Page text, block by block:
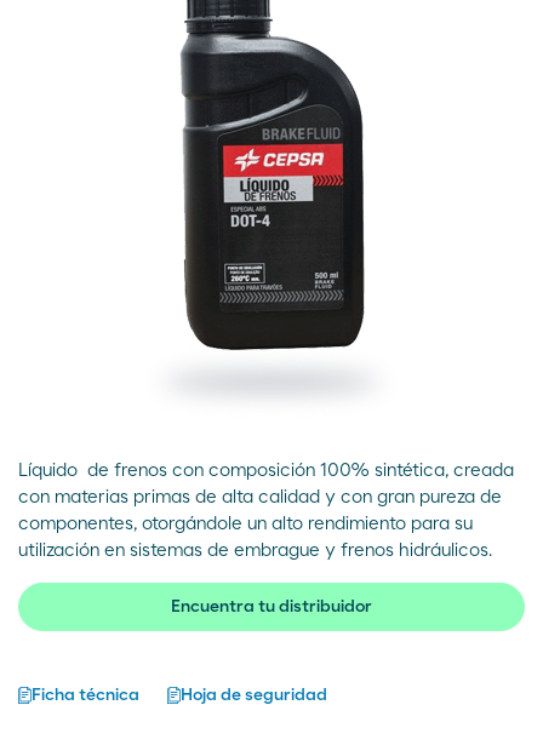
Líquido de frenos con composición 100% sintética, creada
con materias primas de alta calidad y con gran pureza de
componentes, otorgándole un alto rendimiento para su
utilización en sistemas de embrague y frenos hidráulicos.
Encuentra tu distribuidor
Ficha técnica Hoja de seguridad